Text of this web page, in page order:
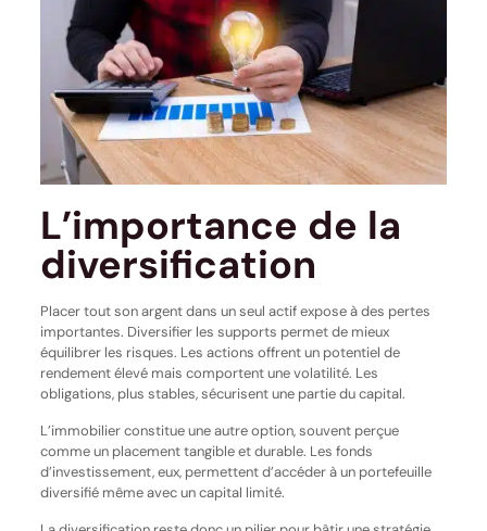
L’importance de la
diversification
Placer tout son argent dans un seul actif expose à des pertes
importantes. Diversifier les supports permet de mieux
équilibrer les risques. Les actions offrent un potentiel de
rendement élevé mais comportent une volatilité. Les
obligations, plus stables, sécurisent une partie du capital.
L’immobilier constitue une autre option, souvent perçue
comme un placement tangible et durable. Les fonds
d’investissement, eux, permettent d’accéder à un portefeuille
diversifié même avec un capital limité.